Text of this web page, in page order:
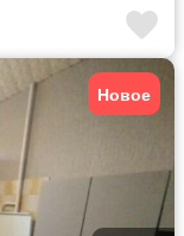
Новое